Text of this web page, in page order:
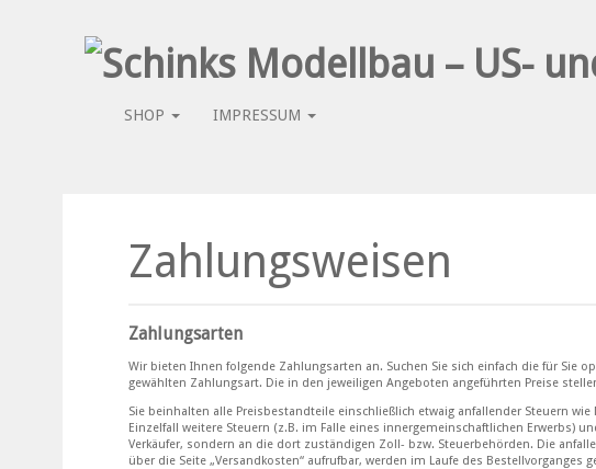
SHOP IMPRESSUM
Zahlungsweisen
Zahlungsarten
Wir bieten Ihnen folgende Zahlungsarten an. Suchen Sie sich einfach die für Sie
gewählten Zahlungsart. Die in den jeweiligen Angeboten angeführten Preise
Sie beinhalten alle Preisbestandteile einschließlich etwaig anfallender Steuern
Einzelfall weitere Steuern (z.B. im Falle eines innergemeinschaftlichen Erwerbs)
Verkäufer, sondern an die dort zuständigen Zoll- bzw. Steuerbehörden. Die
über die Seite „Versandkosten“ aufrufbar, werden im Laufe des